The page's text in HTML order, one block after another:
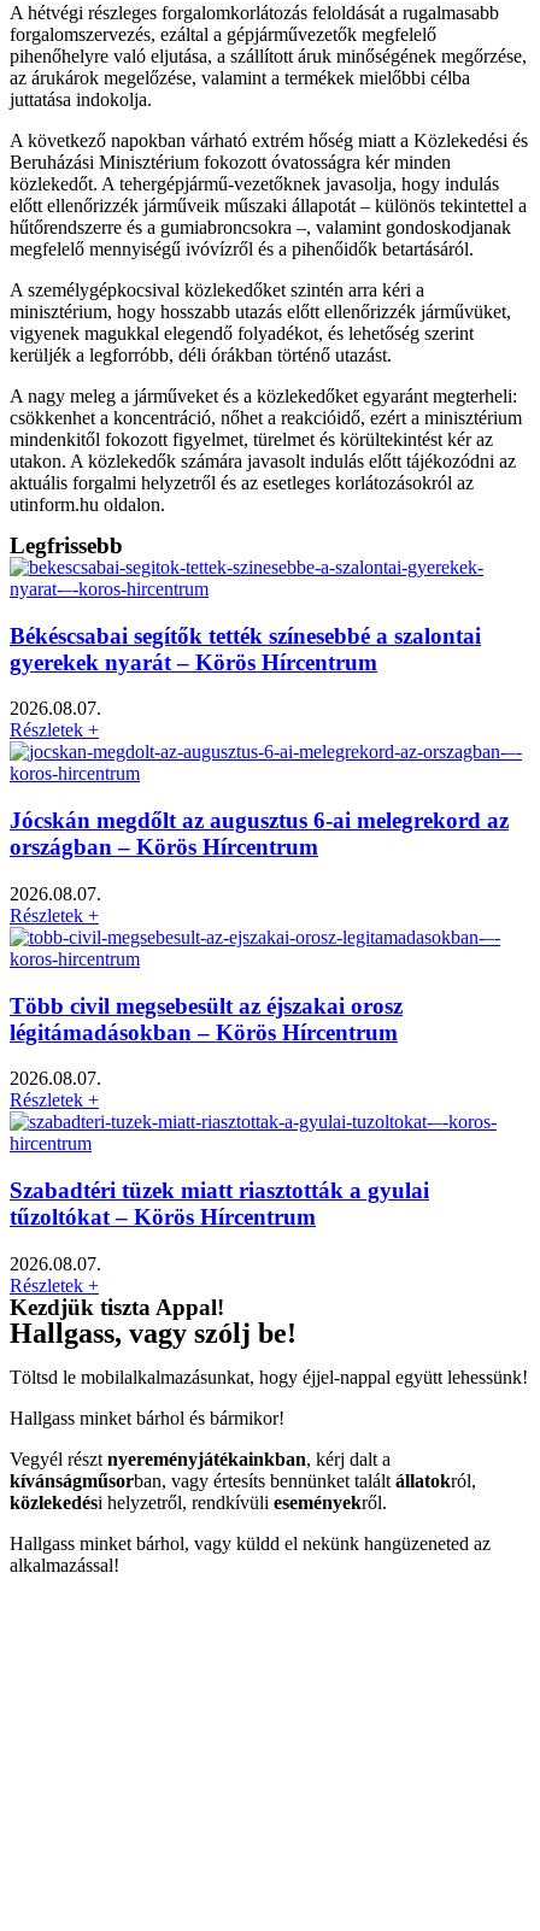
A hétvégi részleges forgalomkorlátozás feloldását a rugalmasabb
forgalomszervezés, ezáltal a gépjárművezetők megfelelő
pihenőhelyre való eljutása, a szállított áruk minőségének megőrzése,
az árukárok megelőzése, valamint a termékek mielőbbi célba
juttatása indokolja.
A következő napokban várható extrém hőség miatt a Közlekedési és
Beruházási Minisztérium fokozott óvatosságra kér minden
közlekedőt. A tehergépjármű-vezetőknek javasolja, hogy indulás
előtt ellenőrizzék járműveik műszaki állapotát – különös tekintettel a
hűtőrendszerre és a gumiabroncsokra –, valamint gondoskodjanak
megfelelő mennyiségű ivóvízről és a pihenőidők betartásáról.
A személygépkocsival közlekedőket szintén arra kéri a
minisztérium, hogy hosszabb utazás előtt ellenőrizzék járművüket,
vigyenek magukkal elegendő folyadékot, és lehetőség szerint
kerüljék a legforróbb, déli órákban történő utazást.
A nagy meleg a járműveket és a közlekedőket egyaránt megterheli:
csökkenhet a koncentráció, nőhet a reakcióidő, ezért a minisztérium
mindenkitől fokozott figyelmet, türelmet és körültekintést kér az
utakon. A közlekedők számára javasolt indulás előtt tájékozódni az
aktuális forgalmi helyzetről és az esetleges korlátozásokról az
utinform.hu oldalon.
Legfrissebb
Békéscsabai segítők tették színesebbé a szalontai
gyerekek nyarát – Körös Hírcentrum
2026.08.07.
Részletek +
Jócskán megdőlt az augusztus 6-ai melegrekord az
országban – Körös Hírcentrum
2026.08.07.
Részletek +
Több civil megsebesült az éjszakai orosz
légitámadásokban – Körös Hírcentrum
2026.08.07.
Részletek +
Szabadtéri tüzek miatt riasztották a gyulai
tűzoltókat – Körös Hírcentrum
2026.08.07.
Részletek +
Kezdjük tiszta Appal!
Hallgass, vagy szólj be!
Töltsd le mobilalkalmazásunkat, hogy éjjel-nappal együtt lehessünk!
Hallgass minket bárhol és bármikor!
Vegyél részt nyereményjátékainkban, kérj dalt a
kívánságműsorban, vagy értesíts bennünket talált állatokról,
közlekedési helyzetről, rendkívüli eseményekről.
Hallgass minket bárhol, vagy küldd el nekünk hangüzeneted az
alkalmazással!